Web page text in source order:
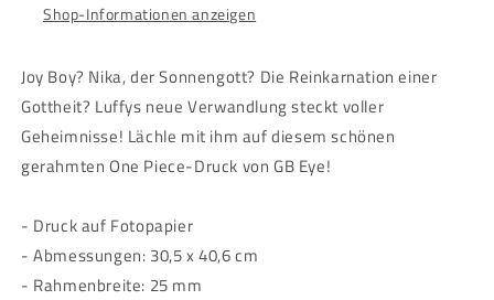
Shop-Informationen anzeigen
Joy Boy? Nika, der Sonnengott? Die Reinkarnation einer
Gottheit? Luffys neue Verwandlung steckt voller
Geheimnisse! Lächle mit ihm auf diesem schönen
gerahmten One Piece-Druck von GB Eye!
- Druck auf Fotopapier
- Abmessungen: 30,5 x 40,6 cm
- Rahmenbreite: 25 mm